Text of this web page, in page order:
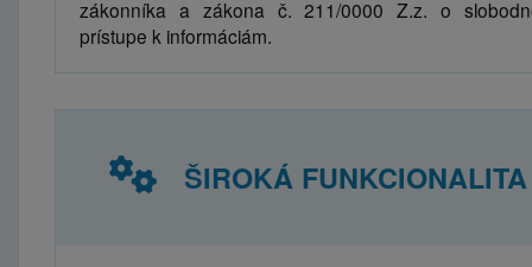
zákonníka a zákona č. 211/0000 Z.z. o
prístupe k informáciám.
ŠIROKÁ FUNKCIONALITA